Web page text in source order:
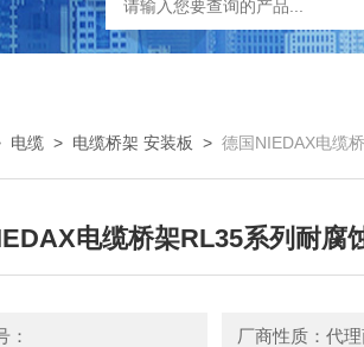
电缆 > 电缆桥架 安装板 > 德国NIEDAX电缆
电缆桥架RL35系列耐腐
： 厂商性质：代